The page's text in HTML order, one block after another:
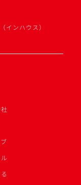
インハウス）